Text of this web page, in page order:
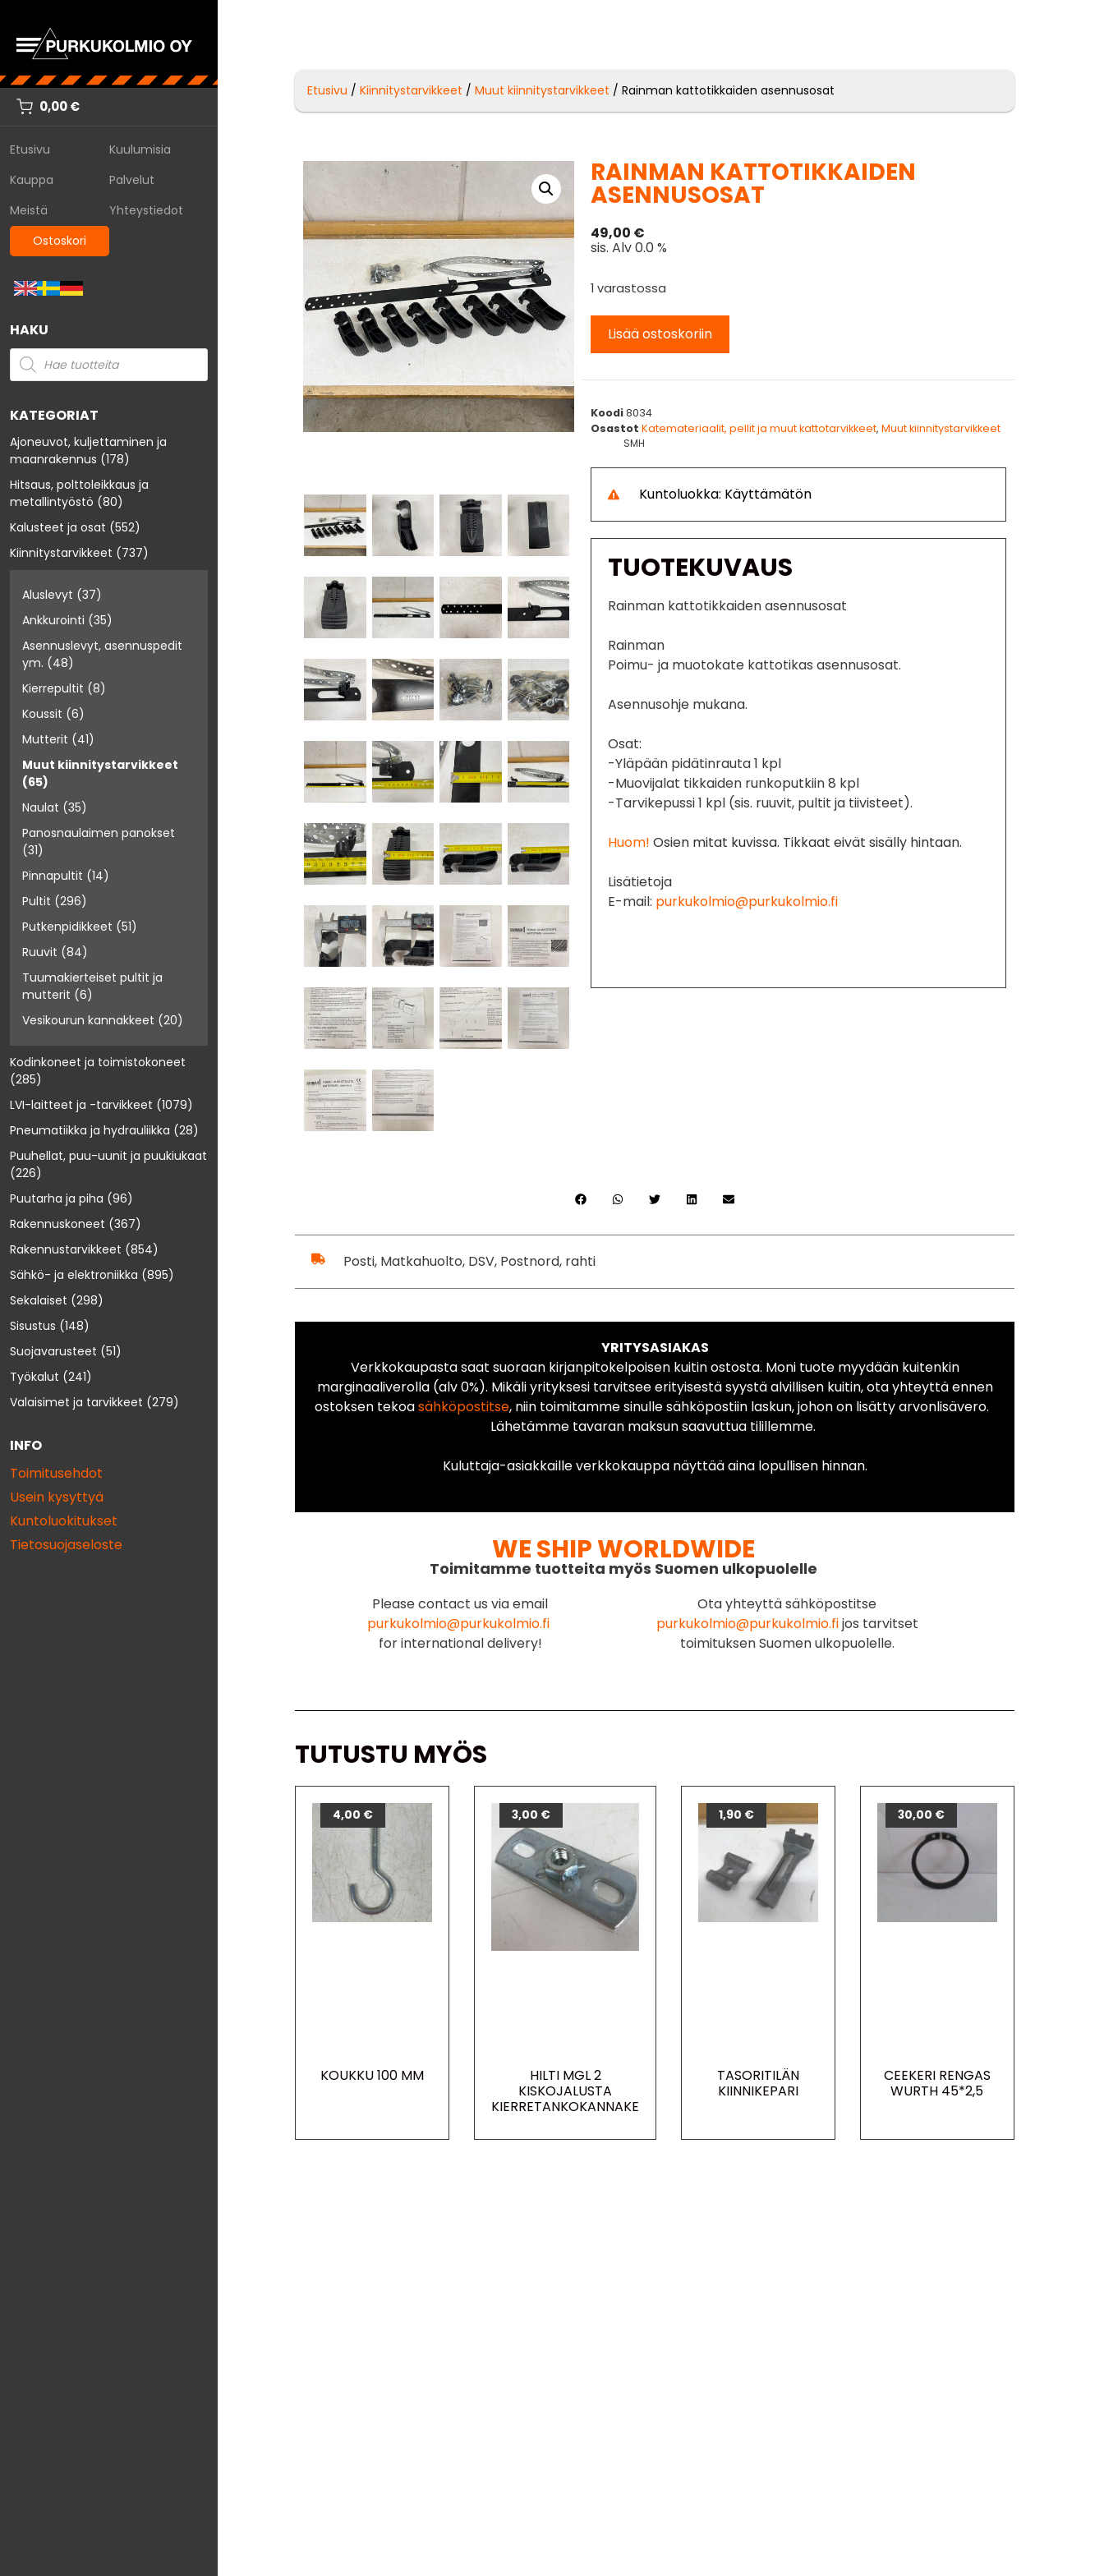
0,00€
Etusivu
Kuulumisia
Kauppa
Palvelut
Meistä
Yhteystiedot
Ostoskori
HAKU
KATEGORIAT
Ajoneuvot, kuljettaminen ja
maanrakennus (178)
Hitsaus, polttoleikkaus ja
metallintyöstö (80)
Kalusteet ja osat (552)
Kiinnitystarvikkeet (737)
Aluslevyt (37)
Ankkurointi (35)
Asennuslevyt, asennuspedit
ym. (48)
Kierrepultit (8)
Koussit (6)
Mutterit (41)
Muut kiinnitystarvikkeet
(65)
Naulat (35)
Panosnaulaimen panokset
(31)
Pinnapultit (14)
Pultit (296)
Putkenpidikkeet (51)
Ruuvit (84)
Tuumakierteiset pultit ja
mutterit (6)
Vesikourun kannakkeet (20)
Kodinkoneet ja toimistokoneet
(285)
LVI-laitteet ja -tarvikkeet (1079)
Pneumatiikka ja hydrauliikka (28)
Puuhellat, puu-uunit ja puukiukaat
(226)
Puutarha ja piha (96)
Rakennuskoneet (367)
Rakennustarvikkeet (854)
Sähkö- ja elektroniikka (895)
Sekalaiset (298)
Sisustus (148)
Suojavarusteet (51)
Työkalut (241)
Valaisimet ja tarvikkeet (279)
INFO
Toimitusehdot
Usein kysyttyä
Kuntoluokitukset
Tietosuojaseloste
Etusivu /Kiinnitystarvikkeet /Muut kiinnitystarvikkeet / Rainman kattotikkaiden asennusosat
RAINMAN KATTOTIKKAIDEN
ASENNUSOSAT
49,00 €
sis. Alv 0.0 %
1 varastossa
Lisää ostoskoriin
Koodi8034
Osastot Katemateriaalit, pellit ja muut kattotarvikkeet,Muut kiinnitystarvikkeet
SMH
Kuntoluokka: Käyttämätön
TUOTEKUVAUS
Rainman kattotikkaiden asennusosat
Rainman
Poimu- ja muotokate kattotikas asennusosat.
Asennusohje mukana.
Osat:
-Yläpään pidätinrauta 1 kpl
-Muovijalat tikkaiden runkoputkiin 8 kpl
-Tarvikepussi 1 kpl (sis. ruuvit, pultit ja tiivisteet).
Huom! Osien mitat kuvissa. Tikkaat eivät sisälly hintaan.
Lisätietoja
E-mail: purkukolmio@purkukolmio.fi
Posti, Matkahuolto, DSV, Postnord, rahti
YRITYSASIAKAS
Verkkokaupasta saat suoraan kirjanpitokelpoisen kuitin ostosta. Moni tuote myydään kuitenkin
marginaaliverolla (alv 0%). Mikäli yrityksesi tarvitsee erityisestä syystä alvillisen kuitin, ota yhteyttä ennen
ostoksen tekoasähköpostitse, niin toimitamme sinulle sähköpostiin laskun, johon on lisätty arvonlisävero.
Lähetämme tavaran maksun saavuttua tilillemme.
Kuluttaja-asiakkaille verkkokauppa näyttää aina lopullisen hinnan.
WE SHIP WORLDWIDE
Toimitamme tuotteita myös Suomen ulkopuolelle
Please contact us via email
purkukolmio@purkukolmio.fi
for international delivery!
Ota yhteyttä sähköpostitse
purkukolmio@purkukolmio.fijos tarvitset
toimituksen Suomen ulkopuolelle.
TUTUSTU MYÖS
KOUKKU 100 MM
4,00 €
HILTI MGL 2
KISKOJALUSTA
KIERRETANKOKANNAKE
3,00 €
TASORITILÄN
KIINNIKEPARI
1,90 €
CEEKERI RENGAS
WURTH 45*2,5
30,00 €